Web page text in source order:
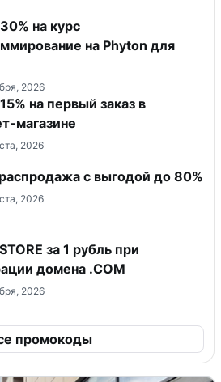
на курс
на Phyton для
2026
на первый заказ в
магазине
2026
с выгодой до 80%
2026
за 1 рубль при
домена .COM
2026
промокоды